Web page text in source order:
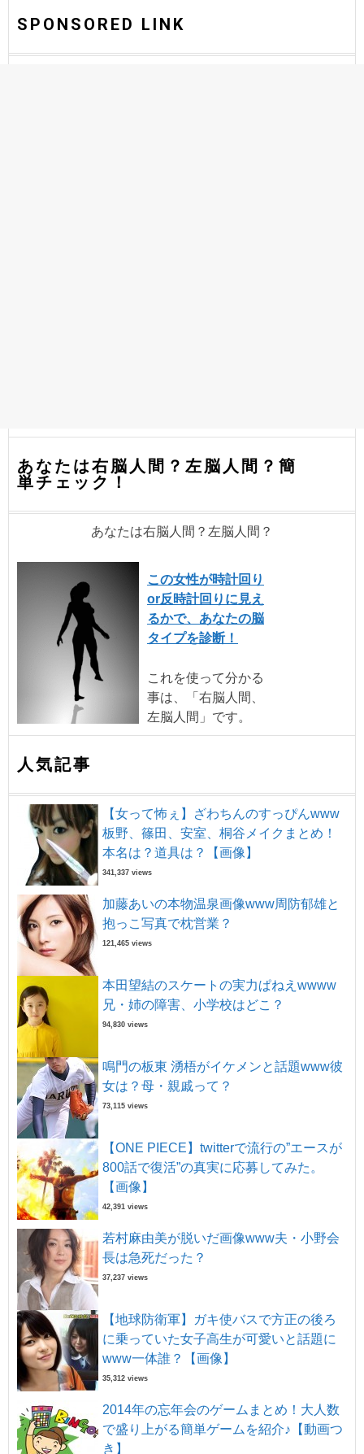
SPONSORED LINK
あなたは右脳人間？左脳人間？簡
単チェック！
あなたは右脳人間？左脳人間？
この女性が時計回り
or反時計回りに見え
るかで、あなたの脳
タイプを診断！
これを使って分かる
事は、「右脳人間、
左脳人間」です。
人気記事
【女って怖ぇ】ざわちんのすっぴんwww
板野、篠田、安室、桐谷メイクまとめ！
本名は？道具は？【画像】
341,337 views
加藤あいの本物温泉画像www周防郁雄と
抱っこ写真で枕営業？
121,465 views
本田望結のスケートの実力ぱねえwwww
兄・姉の障害、小学校はどこ？
94,830 views
鳴門の板東 湧梧がイケメンと話題www彼
女は？母・親戚って？
73,115 views
【ONE PIECE】twitterで流行の”エースが
800話で復活”の真実に応募してみた。
【画像】
42,391 views
若村麻由美が脱いだ画像www夫・小野会
長は急死だった？
37,237 views
【地球防衛軍】ガキ使バスで方正の後ろ
に乗っていた女子高生が可愛いと話題に
www一体誰？【画像】
35,312 views
2014年の忘年会のゲームまとめ！大人数
で盛り上がる簡単ゲームを紹介♪【動画つ
き】